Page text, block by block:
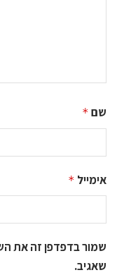
שם *
אימייל *
שמור בדפדפן זה את
שאגיב.